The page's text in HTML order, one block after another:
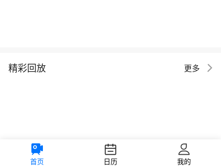
精彩回放 更多
首页 日历 我的